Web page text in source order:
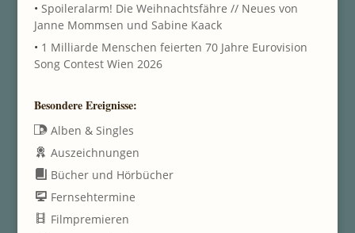
• Spoileralarm! Die Weihnachtsfähre // Neues von
Janne Mommsen und Sabine Kaack
• 1 Milliarde Menschen feierten 70 Jahre Eurovision
Song Contest Wien 2026
Besondere Ereignisse:
Alben & Singles
Auszeichnungen
Bücher und Hörbücher
Fernsehtermine
Filmpremieren